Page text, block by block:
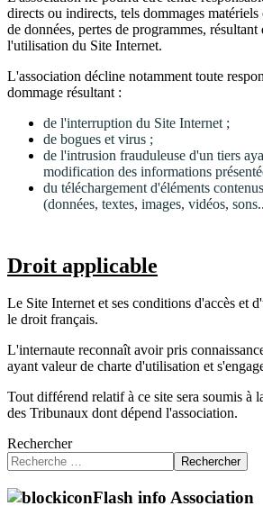
directs ou indirects, tels dommages
de données, pertes de programmes, résultant
l'utilisation du Site Internet.
L'association décline notamment toute
dommage résultant :
de l'interruption du Site Internet ;
de bogues et virus ;
de l'intrusion frauduleuse d'un tiers
modification des informations
du téléchargement d'éléments
(données, textes, images, vidéos,
Droit applicable
Le Site Internet et ses conditions d'accès et
le droit français.
L'internaute reconnaît avoir pris
ayant valeur de charte d'utilisation et
Tout différend relatif à ce site sera soumis à
des Tribunaux dont dépend l'association.
Rechercher
Rechercher
Flash info Association